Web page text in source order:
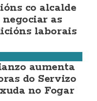
co alcalde
as
laborais
aumenta
do Servizo
no Fogar